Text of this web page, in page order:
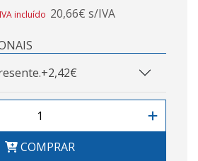
IVA incluído 20,66€ s/IVA
+2,42€
COMPRAR